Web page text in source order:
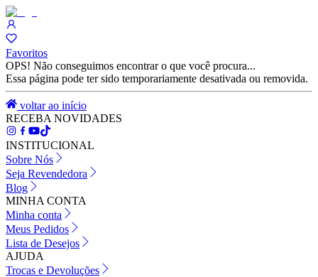
Favoritos
OPS! Não conseguimos encontrar o que você procura...
Essa página pode ter sido temporariamente desativada ou removida.
voltar ao início
RECEBA NOVIDADES
INSTITUCIONAL
Sobre Nós
Seja Revendedora
Blog
MINHA CONTA
Minha conta
Meus Pedidos
Lista de Desejos
AJUDA
Trocas e Devoluções